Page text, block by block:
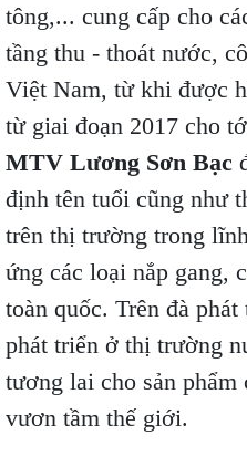
tông,... cung cấp cho
tầng thu - thoát nước,
Việt Nam, từ khi được
từ giai đoạn 2017 cho
MTV Lương Sơn Bạc
định tên tuổi cũng như
trên thị trường trong
ứng các loại nắp gang,
toàn quốc. Trên đà
phát triển ở thị trường
tương lai cho sản
vươn tầm thế giới.